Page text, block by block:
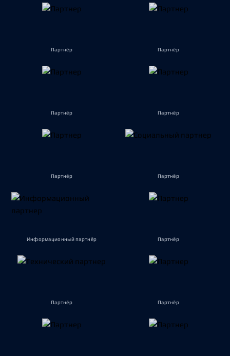
Партнёр Партнёр
Партнёр Партнёр
Партнёр Партнёр
Информационный партнёр Партнёр
Партнёр Партнёр